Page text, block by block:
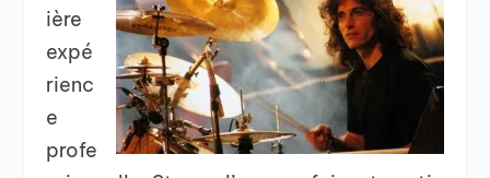
ière
expé
rienc
e
profe